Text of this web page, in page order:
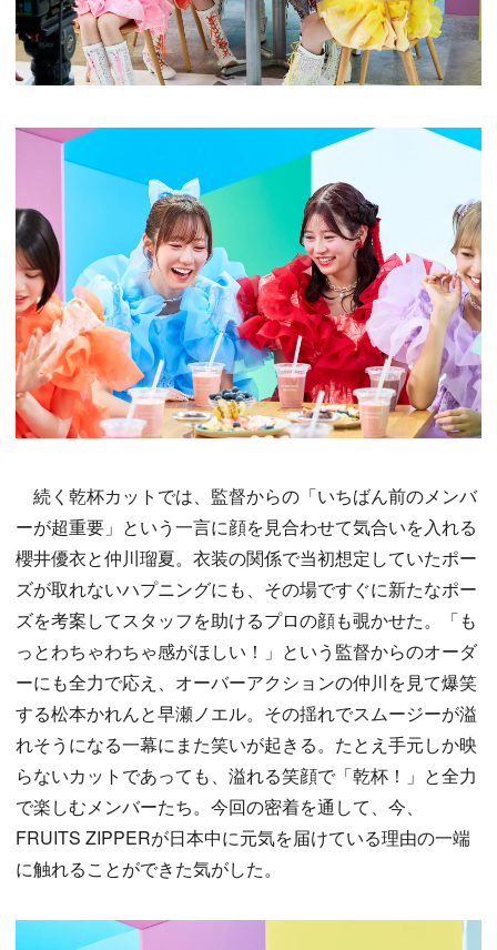
続く乾杯カットでは、監督からの「いちばん前のメンバ
ーが超重要」という一言に顔を見合わせて気合いを入れる
櫻井優衣と仲川瑠夏。衣装の関係で当初想定していたポー
ズが取れないハプニングにも、その場ですぐに新たなポー
ズを考案してスタッフを助けるプロの顔も覗かせた。「も
っとわちゃわちゃ感がほしい！」という監督からのオーダ
ーにも全力で応え、オーバーアクションの仲川を見て爆笑
する松本かれんと早瀬ノエル。その揺れでスムージーが溢
れそうになる一幕にまた笑いが起きる。たとえ手元しか映
らないカットであっても、溢れる笑顔で「乾杯！」と全力
で楽しむメンバーたち。今回の密着を通して、今、
FRUITS ZIPPERが日本中に元気を届けている理由の一端
に触れることができた気がした。